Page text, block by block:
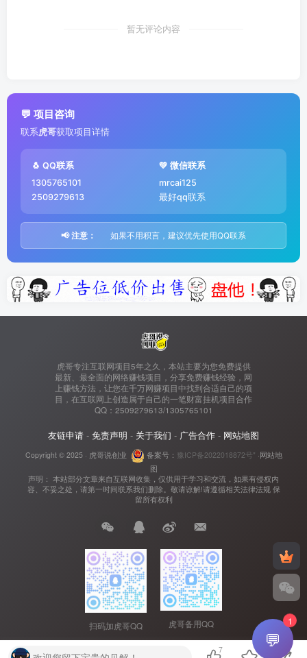
暂无评论内容
💬 项目咨询
联系虎哥获取项目详情
🐧 QQ联系
1305765101
2509279613
💚 微信联系
mrcai125
最好qq联系
📢 注意： 如果不用积言，建议优先使用QQ联系
虎哥专注互联网项目5年之久，本站主要为您免费提供
最新、最全面的网络赚钱项目，分享免费赚钱经验，网
上赚钱方法，让您在千万网赚项目中找到合适自己的项
目，在互联网上创造属于自己的一笔财富挂机项目合作
QQ：2509279613/1305765101
友链申请 - 免责声明 - 关于我们 - 广告合作 - 网站地图
Copyright © 2025 · 虎哥说创业 备案号： 豫ICP备2022018872号" ·网站地
图
声明： 本站部分文章来自互联网收集，仅供用于学习和交流，如果有侵权内
容、不妥之处，请第一时间联系我们删除。敬请谅解!请遵循相关法律法规 保
留所有权利
扫码加虎哥QQ 虎哥备用QQ
7 💬
1